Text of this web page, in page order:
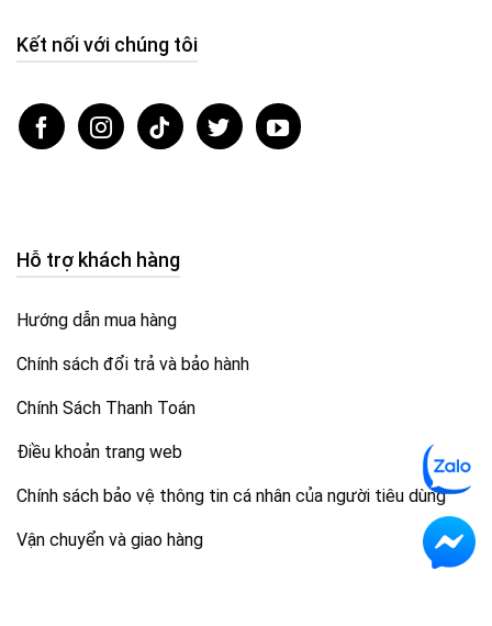
Kết nối với chúng tôi
Hỗ trợ khách hàng
Hướng dẫn mua hàng
Chính sách đổi trả và bảo hành
Chính Sách Thanh Toán
Điều khoản trang web
Chính sách bảo vệ thông tin cá nhân của người tiêu dùng
Vận chuyển và giao hàng